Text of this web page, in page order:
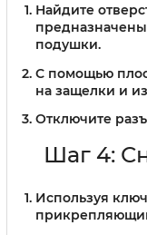
Найдите
подушки.
С помощью
на защелки и
Отключите
Шаг 4:
Используя